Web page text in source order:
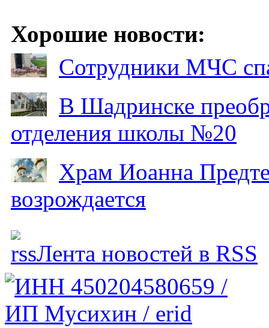
Хорошие новости:
Сотрудники МЧС
В Шадринске
отделения школы №20
Храм Иоанна
возрождается
Лента новостей в RSS